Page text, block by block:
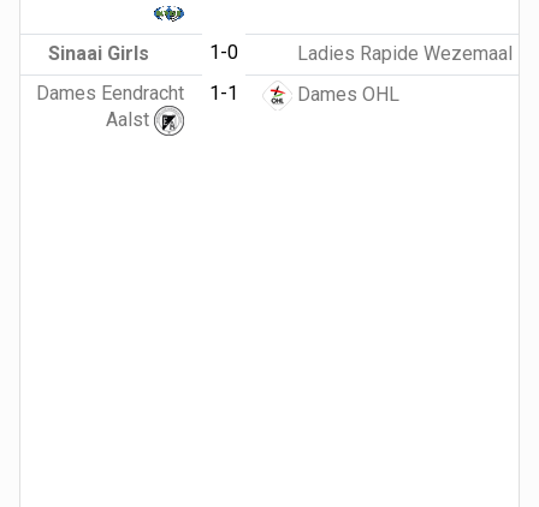
Sinaai Girls 1-0
Ladies Rapide Wezemaal
Dames Eendracht
Aalst
1-1 Dames OHL